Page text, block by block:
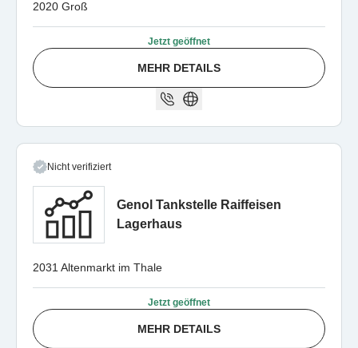
2020 Groß
Jetzt geöffnet
MEHR DETAILS
Nicht verifiziert
Genol Tankstelle Raiffeisen
Lagerhaus
2031 Altenmarkt im Thale
Jetzt geöffnet
MEHR DETAILS